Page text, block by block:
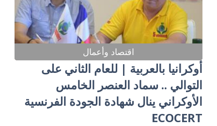
اقتصاد وأعمال
أوكرانيا بالعربية | للعام الثاني على
التوالي .. سماد العنصر الخامس
الأوكراني ينال شهادة الجودة الفرنسية
ECOCERT